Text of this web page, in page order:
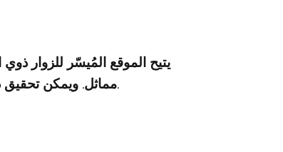
يتيح الموقع المُيسّر للزوار
مماثل. ويمكن تحقيق ذلك من خلال إمكانيات النظام الذي يعمل عليه الموقع، ومن خلال التقنيات المساعدة.